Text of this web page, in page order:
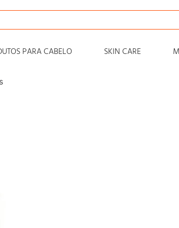
PARA CABELO SKIN CARE
condicionador